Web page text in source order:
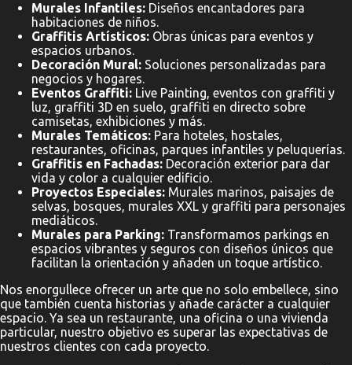
Murales Infantiles: Diseños encantadores para
habitaciones de niños.
Graffitis Artísticos: Obras únicas para eventos y
espacios urbanos.
Decoración Mural: Soluciones personalizadas para
negocios y hogares.
Eventos Graffiti: Live Painting, eventos con graffiti y
luz, graffiti 3D en suelo, graffiti en directo sobre
camisetas, exhibiciones y más.
Murales Temáticos: Para hoteles, hostales,
restaurantes, oficinas, parques infantiles y peluquerías.
Graffitis en Fachadas: Decoración exterior para dar
vida y color a cualquier edificio.
Proyectos Especiales: Murales marinos, paisajes de
selvas, bosques, murales XXL y graffiti para personajes
mediáticos.
Murales para Parking: Transformamos parkings en
espacios vibrantes y seguros con diseños únicos que
facilitan la orientación y añaden un toque artístico.
Nos enorgullece ofrecer un arte que no solo embellece, sino
que también cuenta historias y añade carácter a cualquier
espacio. Ya sea un restaurante, una oficina o una vivienda
particular, nuestro objetivo es superar las expectativas de
nuestros clientes con cada proyecto.